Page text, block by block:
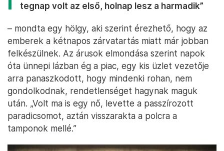
tegnap volt az első, holnap lesz a harmadik”
– mondta egy hölgy, aki szerint érezhető, hogy az
emberek a kétnapos zárvatartás miatt már jobban
felkészülnek. Az árusok elmondása szerint napok
óta ünnepi lázban ég a piac, egy kis üzlet vezetője
arra panaszkodott, hogy mindenki rohan, nem
gondolkodnak, rendetlenséget hagynak maguk
után. „Volt ma is egy nő, levette a passzírozott
paradicsomot, aztán visszarakta a polcra a
tamponok mellé.”